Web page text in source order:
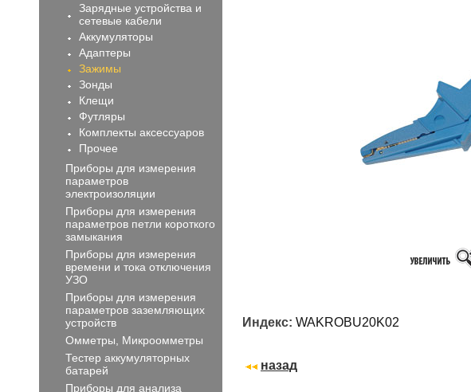
Зарядные устройства и
сетевые кабели
Аккумуляторы
Адаптеры
Зажимы
Зонды
Клещи
Футляры
Комплекты аксессуаров
Прочее
Приборы для измерения
параметров
электроизоляции
Приборы для измерения
параметров петли короткого
замыкания
Приборы для измерения
времени и тока отключения
УЗО
Приборы для измерения
параметров заземляющих
устройств
Омметры, Микроомметры
Тестер аккумуляторных
батарей
Приборы для анализа
Индекс: WAKROBU20K02
назад